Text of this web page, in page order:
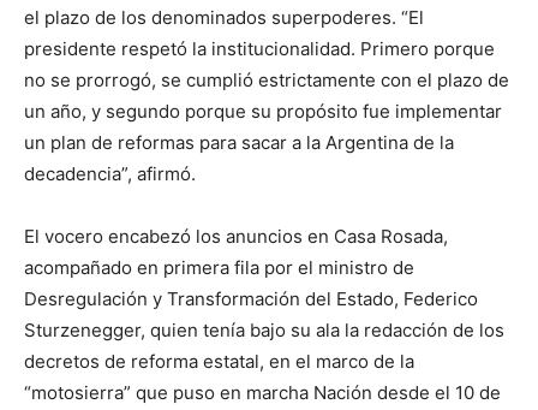
el plazo de los denominados superpoderes. “El
presidente respetó la institucionalidad. Primero porque
no se prorrogó, se cumplió estrictamente con el plazo de
un año, y segundo porque su propósito fue implementar
un plan de reformas para sacar a la Argentina de la
decadencia”, afirmó.
El vocero encabezó los anuncios en Casa Rosada,
acompañado en primera fila por el ministro de
Desregulación y Transformación del Estado, Federico
Sturzenegger, quien tenía bajo su ala la redacción de los
decretos de reforma estatal, en el marco de la
“motosierra” que puso en marcha Nación desde el 10 de